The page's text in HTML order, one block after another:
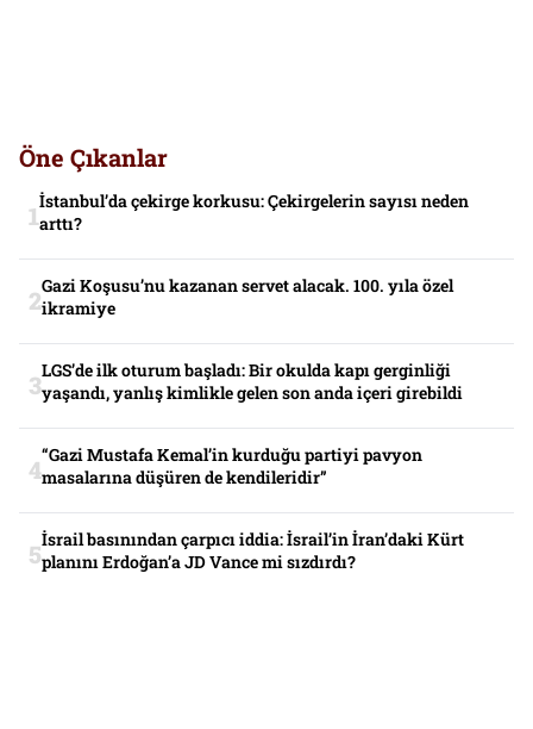
Öne Çıkanlar
İstanbul’da çekirge korkusu: Çekirgelerin sayısı neden
arttı?
Gazi Koşusu’nu kazanan servet alacak. 100. yıla özel
ikramiye
LGS’de ilk oturum başladı: Bir okulda kapı gerginliği
yaşandı, yanlış kimlikle gelen son anda içeri girebildi
“Gazi Mustafa Kemal’in kurduğu partiyi pavyon
masalarına düşüren de kendileridir”
İsrail basınından çarpıcı iddia: İsrail’in İran’daki Kürt
planını Erdoğan’a JD Vance mi sızdırdı?